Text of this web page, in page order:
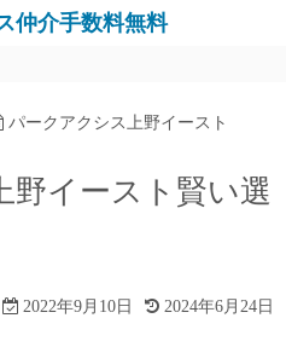
仲介手数料無料
パークアクシス上野イースト
野イースト賢い選
2022年9月10日 2024年6月24日